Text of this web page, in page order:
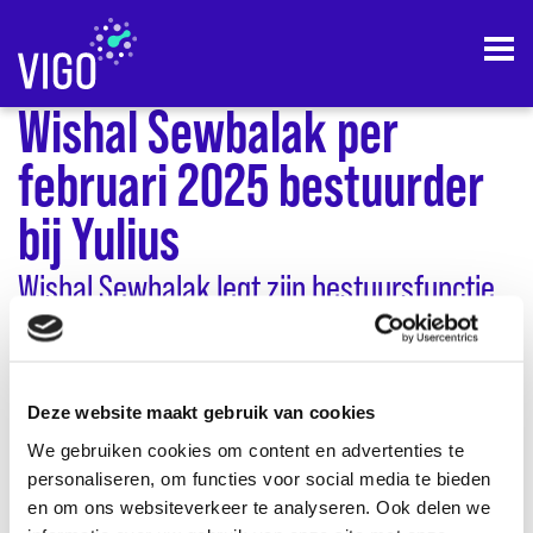
Deze website maakt gebruik van cookies
We gebruiken cookies om content en advertenties te
personaliseren, om functies voor social media te bieden
en om ons websiteverkeer te analyseren. Ook delen we
actueel
wishal sewbalak per februari 2025 bestuurder bij yulius
Wishal Sewbalak per
februari 2025 bestuurder
bij Yulius
Wishal Sewbalak legt zijn bestuursfunctie
bij VIGO per 1 februari 2025 neer om aan de
onderwijskoepel Yulius.
Voorzitter raad van toezicht Henk de Jong: ‘Wij vinden het
jammer dat Wishal ons gaat verlaten, hij heeft een positieve